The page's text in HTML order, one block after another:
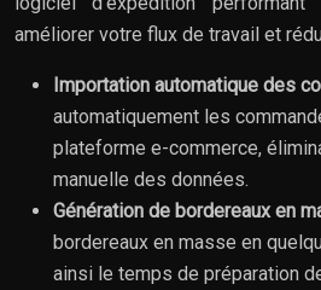
améliorer votre flux de travail et
Importation automatique des
automatiquement les
plateforme e-commerce,
manuelle des données.
Génération de bordereaux en
bordereaux en masse en
ainsi le temps de préparation